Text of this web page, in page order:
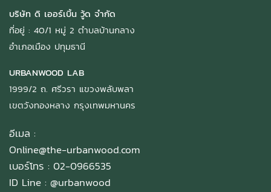
บริษัท ดิ เออร์เบิ้น วู้ด จำกัด
ที่อยู่ : 40/1 หมู่ 2 ตำบลบ้านกลาง
อำเภอเมือง ปทุมธานี
URBANWOOD LAB
1999/2 ถ. ศรีวรา แขวงพลับพลา
เขตวังทองหลาง กรุงเทพมหานคร
อีเมล :
Online@the-urbanwood.com
เบอร์โทร : 02-0966535
ID Line : @urbanwood